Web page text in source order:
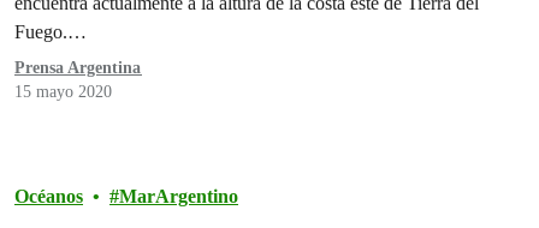
Fuego.…
Prensa Argentina
15 mayo 2020
Océanos MarArgentino